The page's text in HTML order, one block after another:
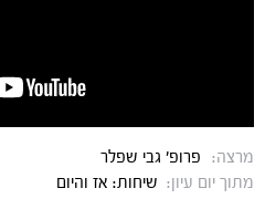
מרצה:
פרופ' גבי שפלר
מתוך יום עיון: שיחות: אז והיום